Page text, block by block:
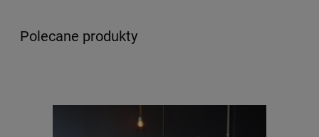
Polecane produkty